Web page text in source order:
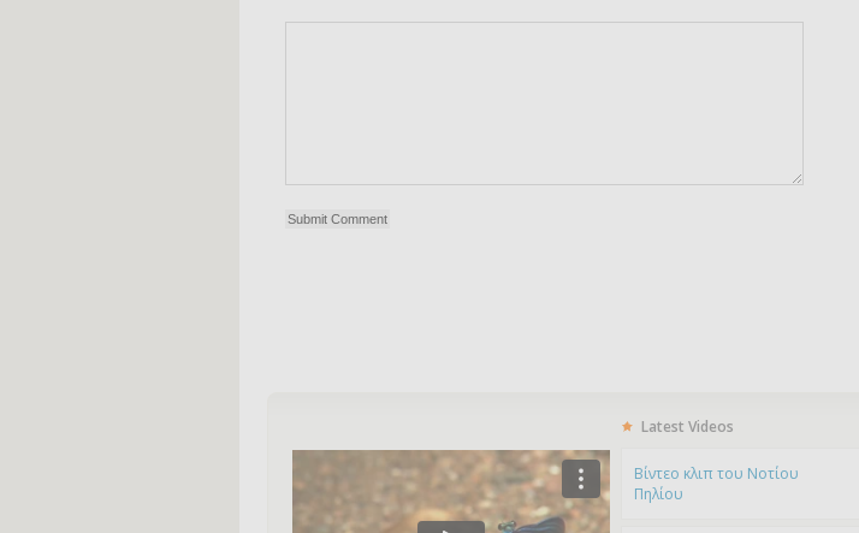
Latest Videos
Bίντεο κλιπ του Νοτίου
Πηλίου